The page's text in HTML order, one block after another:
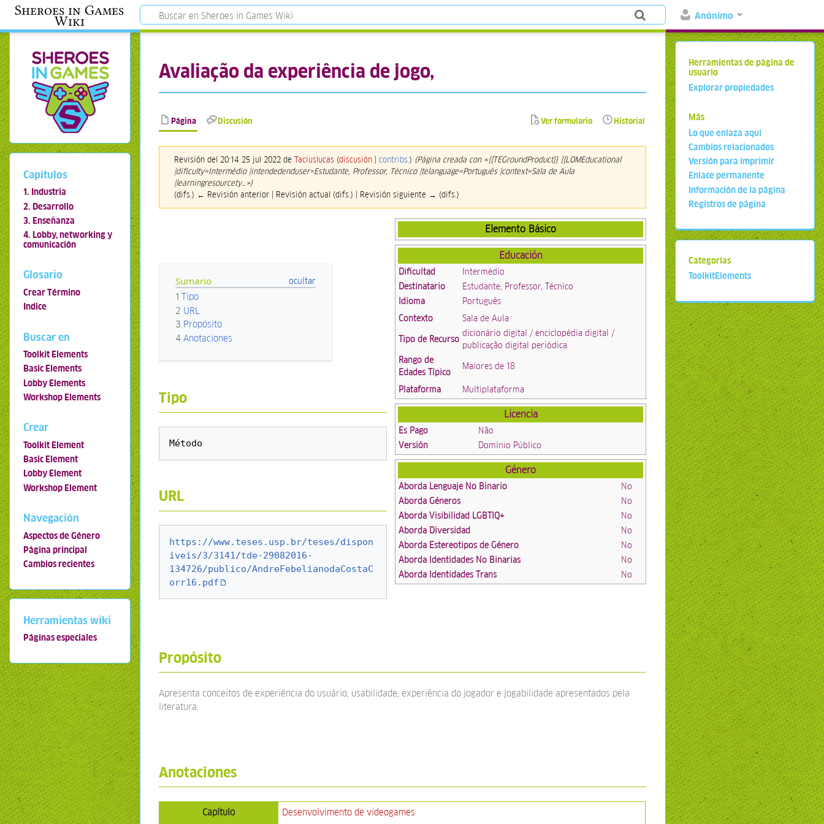
Anónimo
Sheroes in Games
Wiki
Avaliação da experiência de jogo,
Página Discusión Ver formulario Historial
Revisión del 20:14 25 jul 2022 deTaciuslucas (discusión |contribs.) (Página creada con «{{TEGroundProduct}} {{LOMEducational
|dificulty=Intermédio |intendedenduser=Estudante, Professor, Técnico |telanguage=Português |context=Sala de Aula
|learningresourcety…»)
(difs.) ← Revisión anterior | Revisión actual (difs.) | Revisión siguiente → (difs.)
Elemento Básico
Educación
Dificultad
Intermédio
Destinatario
Estudante, Professor, Técnico
Idioma
Português
Contexto
Sala de Aula
Tipo de Recurso
dicionário digital / enciclopédia digital /
publicação digital periódica
Rango de
Edades Típico
Maiores de 18
Plataforma Multiplataforma
Licencia
Es Pago
Não
Versión
Domínio Público
Género
Aborda Lenguaje No Binario
No
Aborda Géneros
No
Aborda Visibilidad LGBTIQ+
No
Aborda Diversidad
No
Aborda Estereotipos de Género
No
Aborda Identidades No Binarias
No
Aborda Identidades Trans
No
Sumario
1 Tipo
2 URL
3 Propósito
4 Anotaciones
Tipo
URL
https://www.teses.usp.br/teses/dispon
iveis/3/3141/tde-29082016-
134726/publico/AndreFebelianodaCostaC
orr16.pdf
Propósito
Apresenta conceitos de experiência do usuário, usabilidade, experiência do jogador e jogabilidade apresentados pela
literatura.
Anotaciones
Capítulo Desenvolvimento de videogames
Capítulos
1. Industria
2. Desarrollo
3. Enseñanza
4. Lobby, networking y
comunicación
Glosario
Crear Término
Indice
Buscar en
Toolkit Elements
Basic Elements
Lobby Elements
Workshop Elements
Crear
Toolkit Element
Basic Element
Lobby Element
Workshop Element
Navegación
Aspectos de Género
Página principal
Cambios recientes
Herramientas wiki
Páginas especiales
Herramientas de página de
usuario
Explorar propiedades
Más
Lo que enlaza aquí
Cambios relacionados
Versión para imprimir
Enlace permanente
Información de la página
Registros de página
Categorías
ToolkitElements